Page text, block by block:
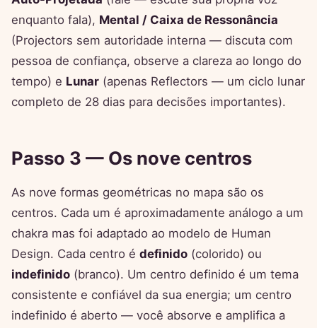
enquanto fala), Mental / Caixa de Ressonância
(Projectors sem autoridade interna — discuta com
pessoa de confiança, observe a clareza ao longo do
tempo) e Lunar (apenas Reflectors — um ciclo lunar
completo de 28 dias para decisões importantes).
Passo 3 — Os nove centros
As nove formas geométricas no mapa são os
centros. Cada um é aproximadamente análogo a um
chakra mas foi adaptado ao modelo de Human
Design. Cada centro é definido (colorido) ou
indefinido (branco). Um centro definido é um tema
consistente e confiável da sua energia; um centro
indefinido é aberto — você absorve e amplifica a